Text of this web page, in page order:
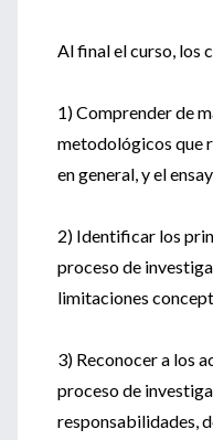
Al final el curso, los
1) Comprender de
metodológicos que
en general, y el
2) Identificar los
proceso de
limitaciones
3) Reconocer a los
proceso de
responsabilidades,